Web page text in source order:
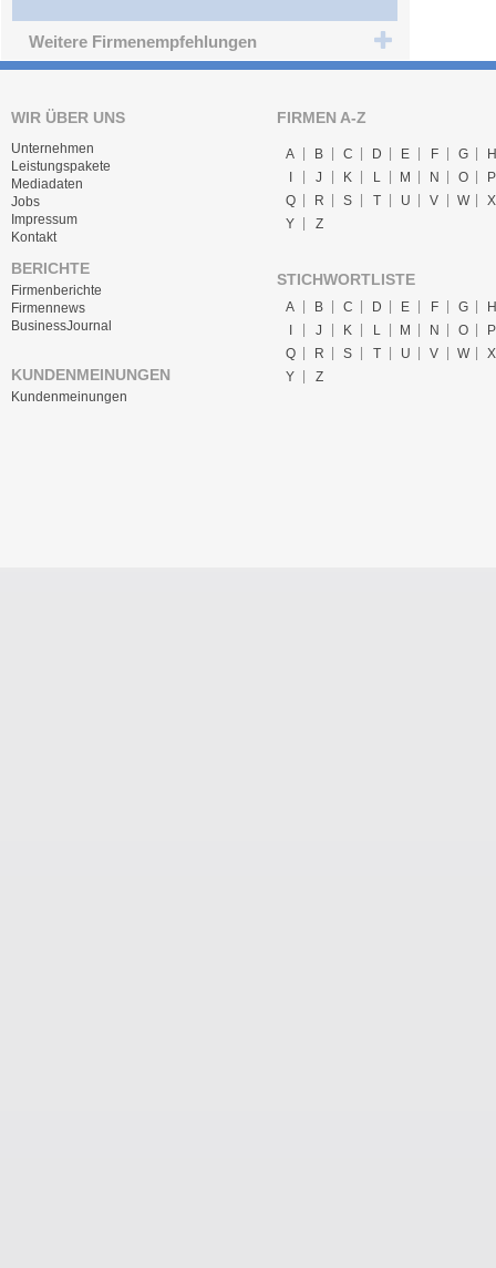
Weitere Firmenempfehlungen
WIR ÜBER UNS
Unternehmen
Leistungspakete
Mediadaten
Jobs
Impressum
Kontakt
BERICHTE
Firmenberichte
Firmennews
BusinessJournal
KUNDENMEINUNGEN
Kundenmeinungen
FIRMEN A-Z
A B C D E F G
H
I
J K L M N O
P
Q
R S T U V W
X
Y
Z
STICHWORTLISTE
A B C D E F G
H
J K L M N O
P
Q
R S T U V W
X
Y
Z